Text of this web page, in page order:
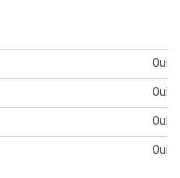
Oui
Oui
Oui
Oui